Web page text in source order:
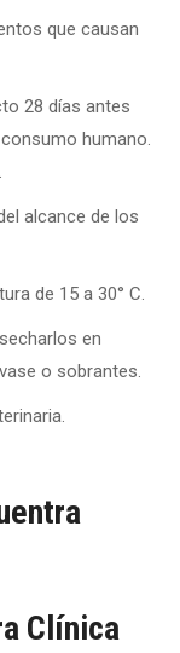
que causan
28 días antes
humano.
alcance de los
de 15 a 30° C.
en
o sobrantes.
Clínica